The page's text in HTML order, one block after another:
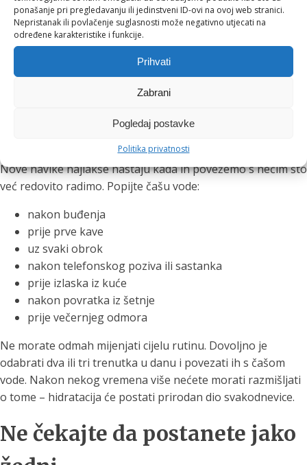
ponašanje pri pregledavanju ili jedinstveni ID-ovi na ovoj web stranici.
Nepristanak ili povlačenje suglasnosti može negativno utjecati na
određene karakteristike i funkcije.
Prihvati
Zabrani
Pogledaj postavke
Politika privatnosti
Ova navika posebno je korisna tijekom poslovnih ručkova,
večernjih druženja i toplih ljetnih dana. Čaša vode između
drugih pića pomaže nam usporiti, osvježiti se i lakše pratiti
koliko smo tekućine unijeli.
Mali podsjetnici koji stvaraju
velike navike
Nove navike najlakše nastaju kada ih povežemo s nečim što
već redovito radimo. Popijte čašu vode:
nakon buđenja
prije prve kave
uz svaki obrok
nakon telefonskog poziva ili sastanka
prije izlaska iz kuće
nakon povratka iz šetnje
prije večernjeg odmora
Ne morate odmah mijenjati cijelu rutinu. Dovoljno je
odabrati dva ili tri trenutka u danu i povezati ih s čašom
vode. Nakon nekog vremena više nećete morati razmišljati
o tome – hidratacija će postati prirodan dio svakodnevice.
Ne čekajte da postanete jako